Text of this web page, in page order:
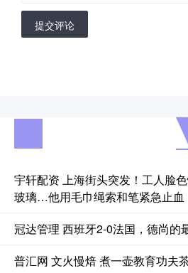
提交评论
宇轩配资 上海街头突发！工人脸
玻璃…他用毛巾绳索和笔紧急止血
冠达管理 西班牙2-0法国，德尚的
普汇网 文火慢焙 煮一壶教育功夫